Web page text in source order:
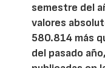
semestre del
valores
580.814 más
del pasado